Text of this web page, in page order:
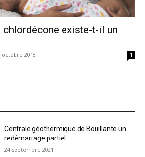
existe-t-il un
octobre 2018 1
Centrale géothermique de Bouillante un
redémarrage partiel
24 septembre 2021